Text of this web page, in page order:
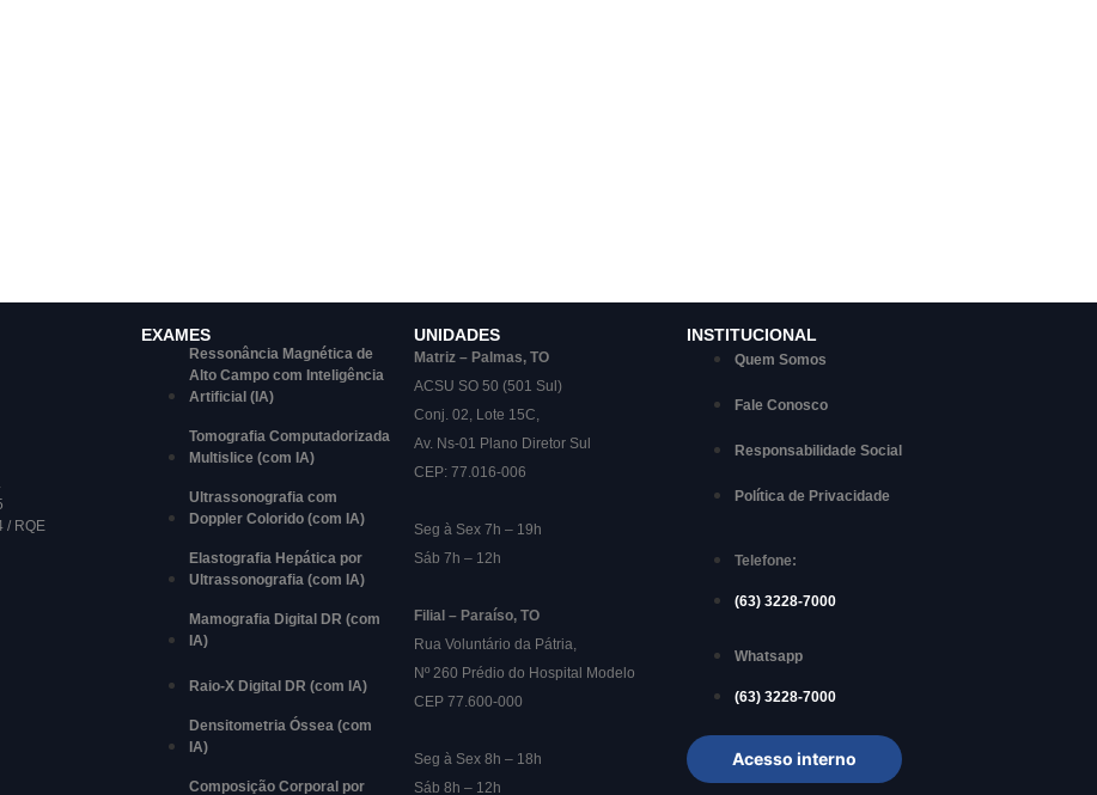
/ RQE
EXAMES
Ressonância Magnética de
Alto Campo com Inteligência
Artificial (IA)
Tomografia Computadorizada
Multislice (com IA)
Ultrassonografia com
Doppler Colorido (com IA)
Elastografia Hepática por
Ultrassonografia (com IA)
Mamografia Digital DR (com
IA)
Raio-X Digital DR (com IA)
Densitometria Óssea (com
IA)
Composição Corporal por
UNIDADES
Matriz – Palmas, TO
ACSU SO 50 (501 Sul)
Conj. 02, Lote 15C,
Av. Ns-01 Plano Diretor Sul
CEP: 77.016-006
Seg à Sex 7h – 19h
Sáb 7h – 12h
Filial – Paraíso, TO
Rua Voluntário da Pátria,
Nº 260 Prédio do Hospital Modelo
CEP 77.600-000
Seg à Sex 8h – 18h
Sáb 8h – 12h
INSTITUCIONAL
Quem Somos
Fale Conosco
Responsabilidade Social
Política de Privacidade
Telefone:
(63) 3228-7000
Whatsapp
(63) 3228-7000
Acesso interno